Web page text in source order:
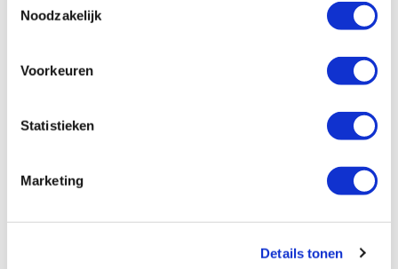
Noodzakelijk
Voorkeuren
Statistieken
Marketing
Details tonen
Op zoek naar leuke reistips